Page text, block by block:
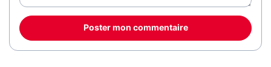
Poster mon commentaire